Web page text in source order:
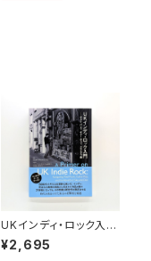
UKインディ・ロック入
門 ポスト・パンク、ギ
ター・ポップ、スカとダブ
¥2,695